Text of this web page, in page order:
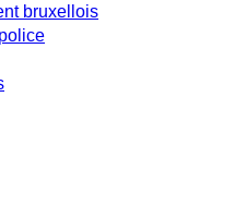
bruxellois